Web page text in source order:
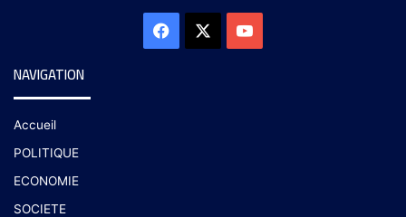
NAVIGATION
Accueil
POLITIQUE
ECONOMIE
SOCIETE